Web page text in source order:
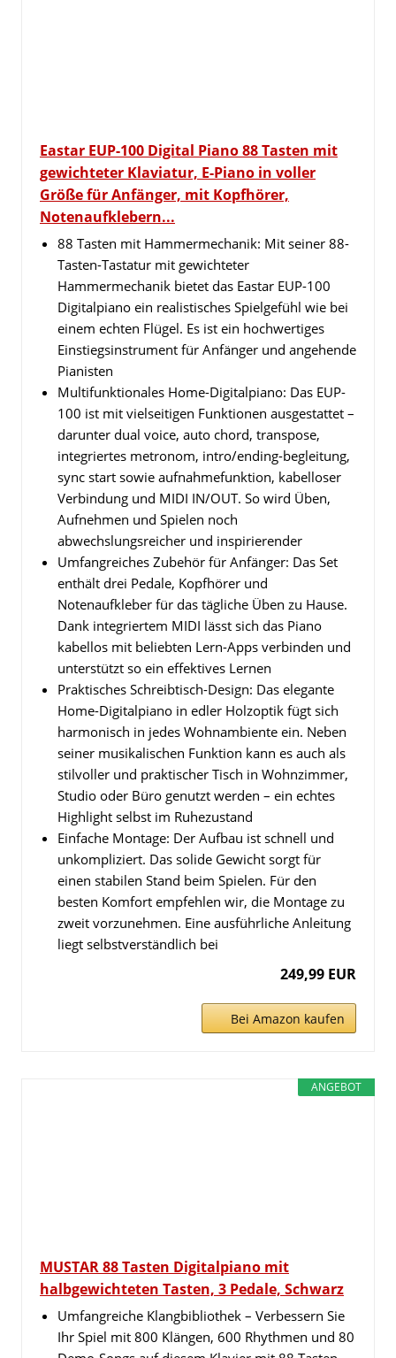
Eastar EUP-100 Digital Piano 88 Tasten mit
gewichteter Klaviatur, E-Piano in voller
Größe für Anfänger, mit Kopfhörer,
Notenaufklebern...
88 Tasten mit Hammermechanik: Mit seiner 88-
Tasten-Tastatur mit gewichteter
Hammermechanik bietet das Eastar EUP-100
Digitalpiano ein realistisches Spielgefühl wie bei
einem echten Flügel. Es ist ein hochwertiges
Einstiegsinstrument für Anfänger und angehende
Pianisten
Multifunktionales Home-Digitalpiano: Das EUP-
100 ist mit vielseitigen Funktionen ausgestattet –
darunter dual voice, auto chord, transpose,
integriertes metronom, intro/ending-begleitung,
sync start sowie aufnahmefunktion, kabelloser
Verbindung und MIDI IN/OUT. So wird Üben,
Aufnehmen und Spielen noch
abwechslungsreicher und inspirierender
Umfangreiches Zubehör für Anfänger: Das Set
enthält drei Pedale, Kopfhörer und
Notenaufkleber für das tägliche Üben zu Hause.
Dank integriertem MIDI lässt sich das Piano
kabellos mit beliebten Lern-Apps verbinden und
unterstützt so ein effektives Lernen
Praktisches Schreibtisch-Design: Das elegante
Home-Digitalpiano in edler Holzoptik fügt sich
harmonisch in jedes Wohnambiente ein. Neben
seiner musikalischen Funktion kann es auch als
stilvoller und praktischer Tisch in Wohnzimmer,
Studio oder Büro genutzt werden – ein echtes
Highlight selbst im Ruhezustand
Einfache Montage: Der Aufbau ist schnell und
unkompliziert. Das solide Gewicht sorgt für
einen stabilen Stand beim Spielen. Für den
besten Komfort empfehlen wir, die Montage zu
zweit vorzunehmen. Eine ausführliche Anleitung
liegt selbstverständlich bei
249,99 EUR
Bei Amazon kaufen
ANGEBOT
MUSTAR 88 Tasten Digitalpiano mit
halbgewichteten Tasten, 3 Pedale, Schwarz
Umfangreiche Klangbibliothek – Verbessern Sie
Ihr Spiel mit 800 Klängen, 600 Rhythmen und 80